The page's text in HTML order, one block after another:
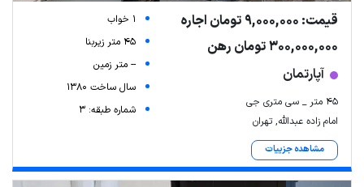
قیمت: 9,000,000 تومان اجاره
300,000,000 تومان رهن
آپارتمان
۴۵ متر _ سی متری جی
امام زاده عبدالله, تهران
مشاهده جزییات
1 خواب
45 متر زیربنا
-- متر زمین
سال ساخت 1380
شماره طبقه: 3